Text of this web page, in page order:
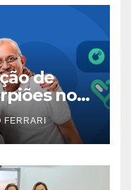
de
no
FERRARI